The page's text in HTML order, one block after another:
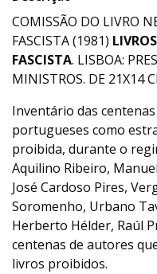
COMISSÃO DO LIVRO
FASCISTA (1981)
FASCISTA. LISBOA:
MINISTROS. DE 21X14
Inventário das
portugueses como
proibida, durante o
Aquilino Ribeiro,
José Cardoso Pires,
Soromenho, Urbano
Herberto Hélder, Raúl
centenas de autores
livros proibidos.